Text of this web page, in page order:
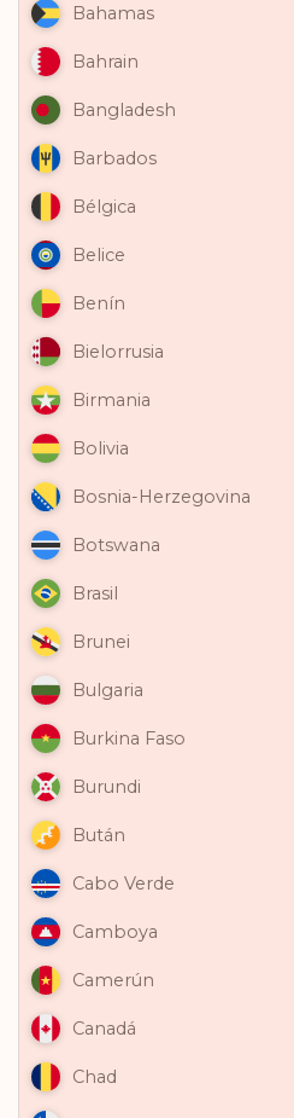
Bahamas
Bahrain
Bangladesh
Barbados
Bélgica
Belice
Benín
Bielorrusia
Birmania
Bolivia
Bosnia-Herzegovina
Botswana
Brasil
Brunei
Bulgaria
Burkina Faso
Burundi
Bután
Cabo Verde
Camboya
Camerún
Canadá
Chad